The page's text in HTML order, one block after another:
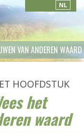
NL
VAN ANDEREN WAARD
HOOFDSTUK
het
waard